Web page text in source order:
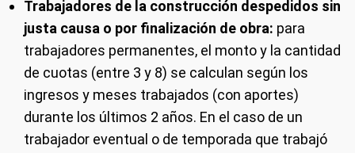
Trabajadores de la construcción despedidos sin
justa causa o por finalización de obra: para
trabajadores permanentes, el monto y la cantidad
de cuotas (entre 3 y 8) se calculan según los
ingresos y meses trabajados (con aportes)
durante los últimos 2 años. En el caso de un
trabajador eventual o de temporada que trabajó